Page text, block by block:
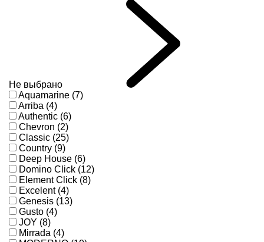
Не выбрано
Aquamarine (7)
Arriba (4)
Authentic (6)
Chevron (2)
Classic (25)
Country (9)
Deep House (6)
Domino Click (12)
Element Click (8)
Excelent (4)
Genesis (13)
Gusto (4)
JOY (8)
Mirrada (4)